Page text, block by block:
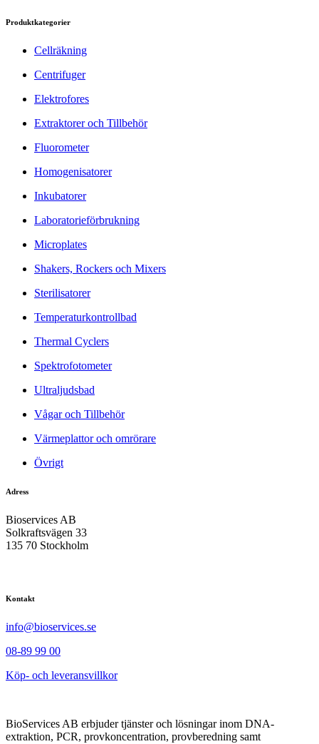
Produktkategorier
Cellräkning
Centrifuger
Elektrofores
Extraktorer och Tillbehör
Fluorometer
Homogenisatorer
Inkubatorer
Laboratorieförbrukning
Microplates
Shakers, Rockers och Mixers
Sterilisatorer
Temperaturkontrollbad
Thermal Cyclers
Spektrofotometer
Ultraljudsbad
Vågar och Tillbehör
Värmeplattor och omrörare
Övrigt
Adress
Bioservices AB
Solkraftsvägen 33
135 70 Stockholm
Kontakt
info@bioservices.se
08-89 99 00
Köp- och leveransvillkor
BioServices AB erbjuder tjänster och lösningar inom DNA-
extraktion, PCR, provkoncentration, provberedning samt